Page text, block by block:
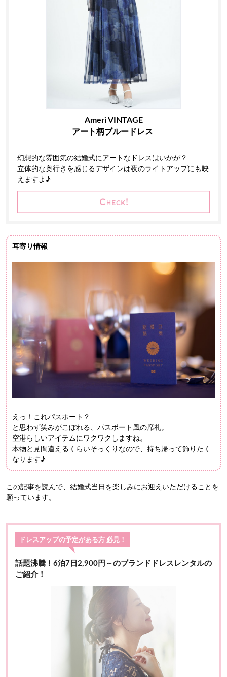
Ameri VINTAGE
アート柄ブルードレス
幻想的な雰囲気の結婚式にアートなドレスはいかが？
立体的な奥行きを感じるデザインは夜のライトアップにも映
えますよ♪
耳寄り情報
えっ！これパスポート？
と思わず笑みがこぼれる、パスポート風の席札。
空港らしいアイテムにワクワクしますね。
本物と見間違えるくらいそっくりなので、持ち帰って飾りたく
なります♪
この記事を読んで、結婚式当日を楽しみにお迎えいただけることを
願っています。
ドレスアップの予定がある方 必見！
話題沸騰！6泊7日2,900円～のブランドドレスレンタルの
ご紹介！